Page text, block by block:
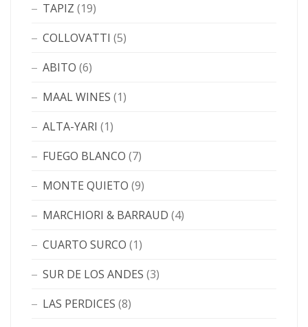
TAPIZ (19)
COLLOVATTI (5)
ABITO (6)
MAAL WINES (1)
ALTA-YARI (1)
FUEGO BLANCO (7)
MONTE QUIETO (9)
MARCHIORI & BARRAUD (4)
CUARTO SURCO (1)
SUR DE LOS ANDES (3)
LAS PERDICES (8)